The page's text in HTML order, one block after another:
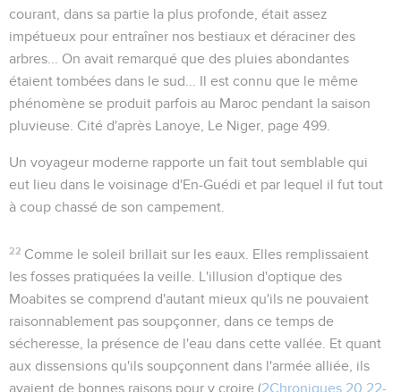
courant, dans sa partie la plus profonde, était assez
impétueux pour entraîner nos bestiaux et déraciner des
arbres... On avait remarqué que des pluies abondantes
étaient tombées dans le sud... Il est connu que le même
phénomène se produit parfois au Maroc pendant la saison
pluvieuse. Cité d'après Lanoye, Le Niger , page 499.
Un voyageur moderne rapporte un fait tout semblable qui
eut lieu dans le voisinage d'En-Guédi et par lequel il fut tout
à coup chassé de son campement.
22 Comme le soleil brillait sur les eaux . Elles remplissaient
les fosses pratiquées la veille. L'illusion d'optique des
Moabites se comprend d'autant mieux qu'ils ne pouvaient
raisonnablement pas soupçonner, dans ce temps de
sécheresse, la présence de l'eau dans cette vallée. Et quant
aux dissensions qu'ils soupçonnent dans l'armée alliée, ils
avaient de bonnes raisons pour y croire (2Chroniques 20.22-